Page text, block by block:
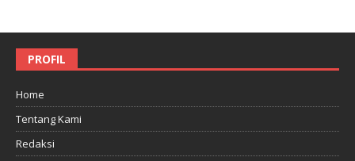
PROFIL
Home
Tentang Kami
Redaksi